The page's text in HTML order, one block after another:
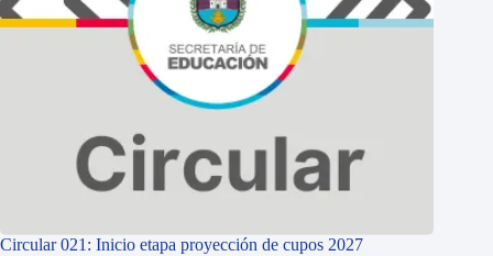
Circular 021: Inicio etapa proyección de cupos 2027